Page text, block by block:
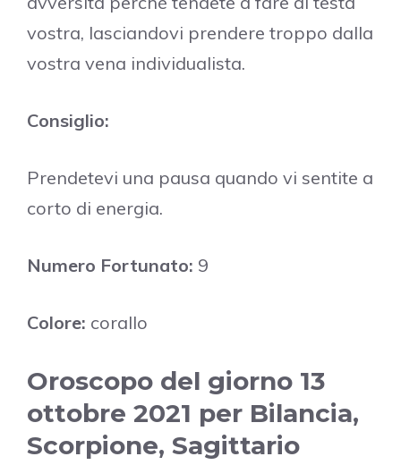
vostra, lasciandovi prendere troppo dalla
vostra vena individualista.
Consiglio:
Prendetevi una pausa quando vi sentite a
corto di energia.
Numero Fortunato: 9
Colore: corallo
Oroscopo del giorno 13
ottobre 2021 per Bilancia,
Scorpione, Sagittario